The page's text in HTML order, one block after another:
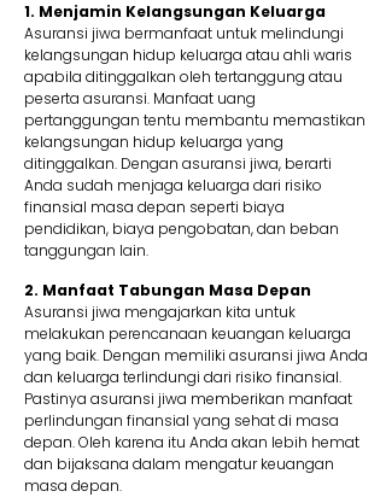
1. Menjamin Kelangsungan Keluarga
Asuransi jiwa bermanfaat untuk melindungi
kelangsungan hidup keluarga atau ahli waris
apabila ditinggalkan oleh tertanggung atau
peserta asuransi. Manfaat uang
pertanggungan tentu membantu memastikan
kelangsungan hidup keluarga yang
ditinggalkan. Dengan asuransi jiwa, berarti
Anda sudah menjaga keluarga dari risiko
finansial masa depan seperti biaya
pendidikan, biaya pengobatan, dan beban
tanggungan lain.
2. Manfaat Tabungan Masa Depan
Asuransi jiwa mengajarkan kita untuk
melakukan perencanaan keuangan keluarga
yang baik. Dengan memiliki asuransi jiwa Anda
dan keluarga terlindungi dari risiko finansial.
Pastinya asuransi jiwa memberikan manfaat
perlindungan finansial yang sehat di masa
depan. Oleh karena itu Anda akan lebih hemat
dan bijaksana dalam mengatur keuangan
masa depan.